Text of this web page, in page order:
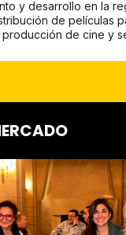
y desarrollo en la
de películas
de cine y